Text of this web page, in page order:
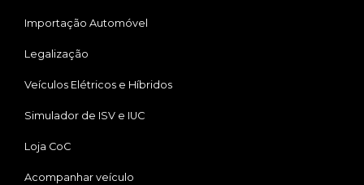
Importação Automóvel
Legalização
Veículos Elétricos e Híbridos
Simulador de ISV e IUC
Loja CoC
Acompanhar veículo